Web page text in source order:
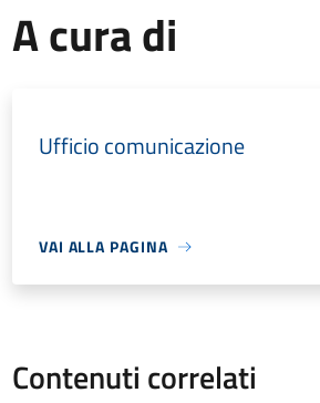
A cura di
Ufficio comunicazione
VAI ALLA PAGINA
Contenuti correlati